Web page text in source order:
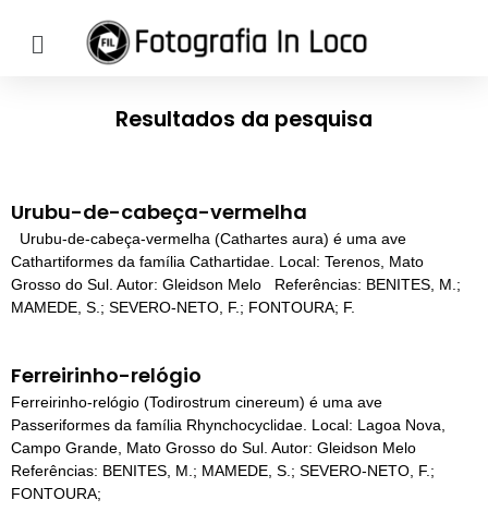
Pular
Resultados da pesquisa
Urubu-de-cabeça-vermelha
Urubu-de-cabeça-vermelha (Cathartes aura) é uma ave
Cathartiformes da família Cathartidae. Local: Terenos, Mato
Grosso do Sul. Autor: Gleidson Melo Referências: BENITES, M.;
MAMEDE, S.; SEVERO-NETO, F.; FONTOURA; F.
Ferreirinho-relógio
Ferreirinho-relógio (Todirostrum cinereum) é uma ave
Passeriformes da família Rhynchocyclidae. Local: Lagoa Nova,
Campo Grande, Mato Grosso do Sul. Autor: Gleidson Melo
Referências: BENITES, M.; MAMEDE, S.; SEVERO-NETO, F.;
FONTOURA;